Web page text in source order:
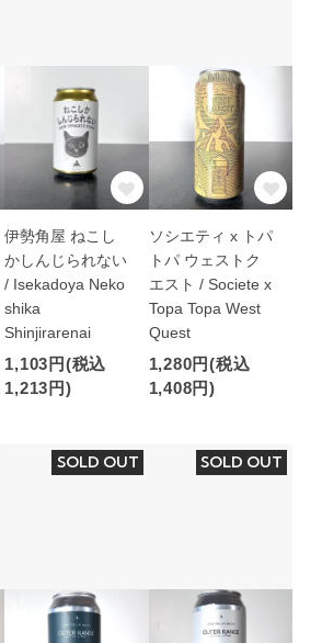
伊勢角屋 ねこし
かしんじられない
/ Isekadoya Neko
shika
Shinjirarenai
1,103円(税込
1,213円)
ソシエティ x トパ
トパ ウェストク
エスト / Societe x
Topa Topa West
Quest
1,280円(税込
1,408円)
SOLD OUT SOLD OUT